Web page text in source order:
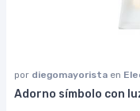
por diegomayorista en
Adorno símbolo con